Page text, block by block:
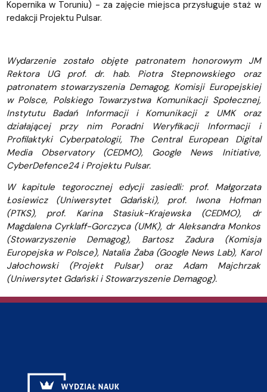
Kopernika w Toruniu) - za zajęcie miejsca przysługuje staż w
redakcji Projektu Pulsar.
Wydarzenie zostało objęte patronatem honorowym JM
Rektora UG prof. dr. hab. Piotra Stepnowskiego oraz
patronatem stowarzyszenia Demagog, Komisji Europejskiej
w Polsce, Polskiego Towarzystwa Komunikacji Społecznej,
Instytutu Badań Informacji i Komunikacji z UMK oraz
działającej przy nim Poradni Weryfikacji Informacji i
Profilaktyki Cyberpatologii, The Central European Digital
Media Observatory (CEDMO), Google News Initiative,
CyberDefence24 i Projektu Pulsar.
W kapitule tegorocznej edycji zasiedli: prof. Małgorzata
Łosiewicz (Uniwersytet Gdański), prof. Iwona Hofman
(PTKS), prof. Karina Stasiuk-Krajewska (CEDMO), dr
Magdalena Cyrklaff-Gorczyca (UMK), dr Aleksandra Monkos
(Stowarzyszenie Demagog), Bartosz Zadura (Komisja
Europejska w Polsce), Natalia Żaba (Google News Lab), Karol
Jałochowski (Projekt Pulsar) oraz Adam Majchrzak
(Uniwersytet Gdański i Stowarzyszenie Demagog).